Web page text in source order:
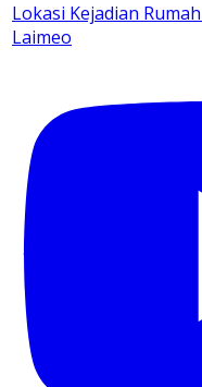
Lokasi Kejadian
Laimeo